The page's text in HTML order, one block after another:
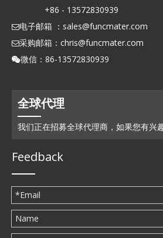
+86 - 13572830939
电子邮箱 ： sales@funcmater.com
采购邮箱： chris@funcmater.com
微信：86-13572830939
全球代理
我们正在招募全球代理商，如果您有兴
Feedback